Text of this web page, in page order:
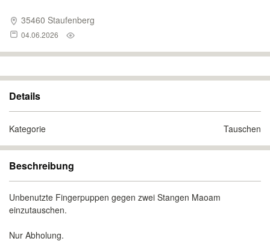
35460 Staufenberg
04.06.2026
Details
Kategorie Tauschen
Beschreibung
Unbenutzte Fingerpuppen gegen zwei Stangen Maoam
einzutauschen.
Nur Abholung.